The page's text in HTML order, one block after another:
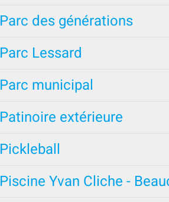
Parc des générations
Parc Lessard
Parc municipal
Patinoire extérieure
Pickleball
Piscine Yvan Cliche -